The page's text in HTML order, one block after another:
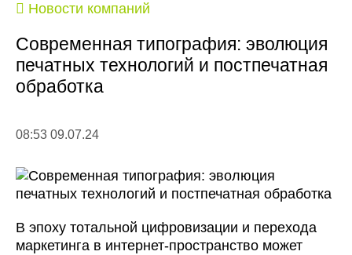
Новости компаний
Современная типография: эволюция
печатных технологий и постпечатная
обработка
08:53 09.07.24
В эпоху тотальной цифровизации и перехода
маркетинга в интернет-пространство может